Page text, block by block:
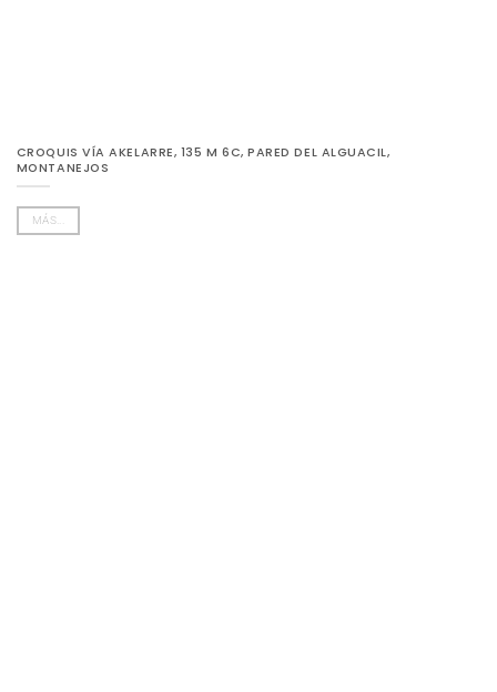
CROQUIS VÍA AKELARRE, 135 M 6C, PARED DEL ALGUACIL,
MONTANEJOS
MÁS...